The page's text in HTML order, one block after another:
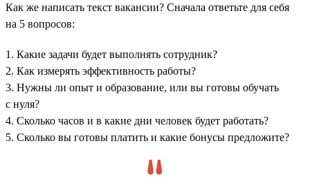
Как же написать текст вакансии? Сначала ответьте для себя
на 5 вопросов:
1. Какие задачи будет выполнять сотрудник?
2. Как измерять эффективность работы?
3. Нужны ли опыт и образование, или вы готовы обучать
с нуля?
4. Сколько часов и в какие дни человек будет работать?
5. Сколько вы готовы платить и какие бонусы предложите?